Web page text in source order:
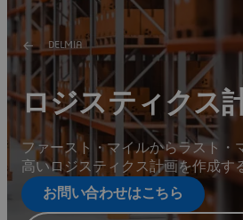
DELMIA
ロジスティクス
ファースト・マイルからラスト・
高いロジスティクス計画を作成す
お問い合わせはこちら